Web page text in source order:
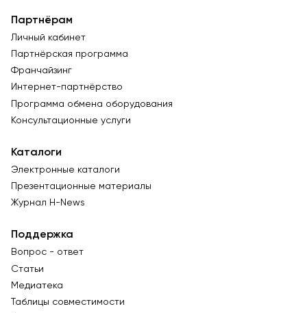
Партнёрам
Личный кабинет
Партнёрская программа
Франчайзинг
Интернет-партнёрство
Программа обмена оборудования
Консультационные услуги
Каталоги
Электронные каталоги
Презентационные материалы
Журнал Н-News
Поддержка
Вопрос - ответ
Статьи
Медиатека
Таблицы совместимости